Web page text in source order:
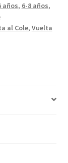
años, 6-8 años,
al Cole, Vuelta